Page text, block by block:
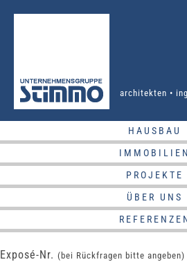
architekten •
HAUSBAU
IMMOBILIEN
PROJEKTE
ÜBER UNS
Exposé-Nr. (bei Rückfragen bitte angeben)